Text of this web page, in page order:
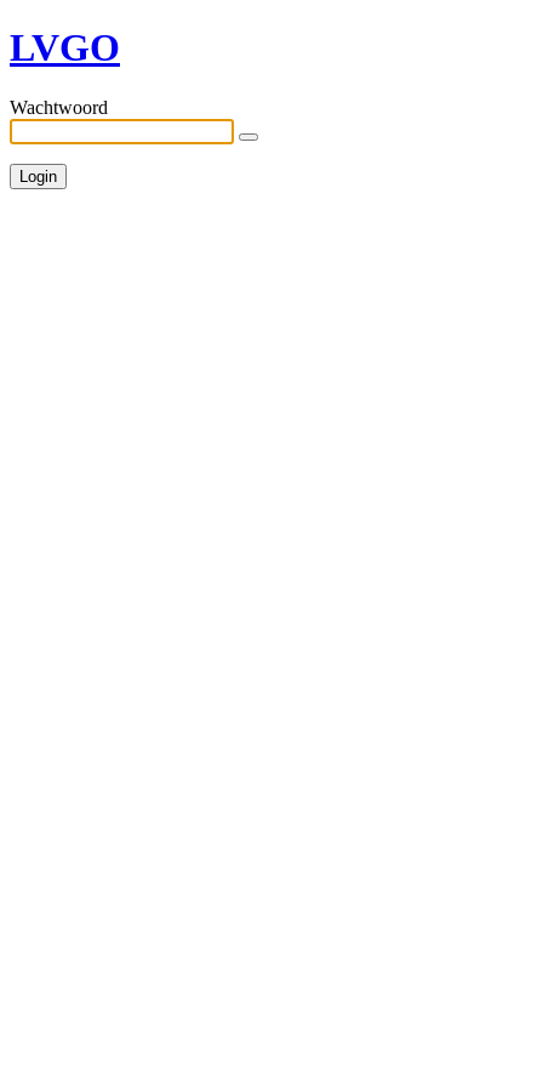
LVGO
Wachtwoord